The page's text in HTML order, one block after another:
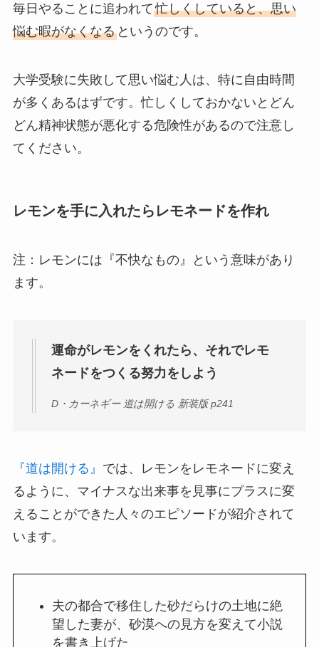
毎日やることに追われて忙しくしていると、思い
悩む暇がなくなるというのです。
大学受験に失敗して思い悩む人は、特に自由時間
が多くあるはずです。忙しくしておかないとどん
どん精神状態が悪化する危険性があるので注意し
てください。
レモンを手に入れたらレモネードを作れ
注：レモンには『不快なもの』という意味があり
ます。
運命がレモンをくれたら、それでレモ
ネードをつくる努力をしよう
D・カーネギー 道は開ける 新装版 p241
『道は開ける』 では、レモンをレモネードに変え
るように、マイナスな出来事を見事にプラスに変
えることができた人々のエピソードが紹介されて
います。
夫の都合で移住した砂だらけの土地に絶
望した妻が、砂漠への見方を変えて小説
を書き上げた